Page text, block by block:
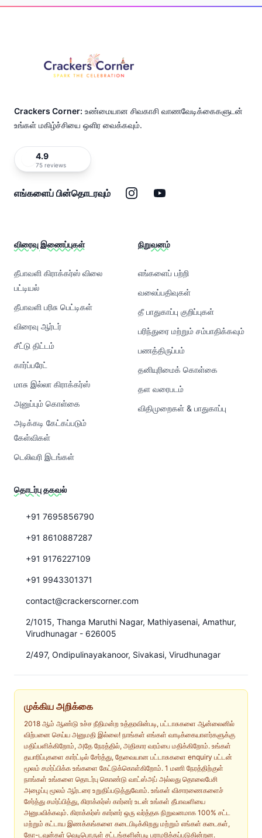
Crackers Corner: உண்மையான சிவகாசி வாணவேடிக்கைகளுடன்
உங்கள் மகிழ்ச்சியை ஒளிர வைக்கவும்.
4.9
75 reviews
எங்களைப் பின்தொடரவும் இன்ஸ்டாகிராம்
யூடியூப்
விரைவு இணைப்புகள்
தீபாவளி கிராக்கர்ஸ் விலை
பட்டியல்
தீபாவளி பரிசு பெட்டிகள்
விரைவு ஆர்டர்
சீட்டு திட்டம்
கார்ப்பரேட்
மாசு இல்லா கிராக்கர்ஸ்
அனுப்பும் கொள்கை
அடிக்கடி கேட்கப்படும்
கேள்விகள்
டெலிவரி இடங்கள்
நிறுவனம்
எங்களைப் பற்றி
வலைப்பதிவுகள்
தீ பாதுகாப்பு குறிப்புகள்
பரிந்துரை மற்றும் சம்பாதிக்கவும்
பணத்திருப்பம்
தனியுரிமைக் கொள்கை
தள வரைபடம்
விதிமுறைகள் & பாதுகாப்பு
தொடர்பு தகவல்
+91 7695856790
+91 8610887287
+91 9176227109
+91 9943301371
contact@crackerscorner.com
2/1015, Thanga Maruthi Nagar, Mathiyasenai, Amathur,
Virudhunagar - 626005
2/497, Ondipulinayakanoor, Sivakasi, Virudhunagar
முக்கிய அறிக்கை
2018 ஆம் ஆண்டு உச்ச நீதிமன்ற உத்தரவின்படி, பட்டாசுகளை ஆன்லைனில்
விற்பனை செய்ய அனுமதி இல்லை! நாங்கள் எங்கள் வாடிக்கையாளர்களுக்கு
மதிப்பளிக்கிறோம், அதே நேரத்தில், அதிகார வரம்பை மதிக்கிறோம். உங்கள்
தயாரிப்புகளை கார்ட்டில் சேர்த்து, தேவையான பட்டாசுகளை enquiry பட்டன்
மூலம் சமர்ப்பிக்க உங்களை கேட்டுக்கொள்கிறோம். 1 மணி நேரத்திற்குள்
நாங்கள் உங்களை தொடர்பு கொண்டு வாட்ஸ்அப் அல்லது தொலைபேசி
அழைப்பு மூலம் ஆர்டரை உறுதிப்படுத்துவோம். உங்கள் விசாரணைகளைச்
சேர்த்து சமர்ப்பித்து, கிராக்கர்ஸ் கார்னர் உடன் உங்கள் தீபாவளியை
அனுபவிக்கவும். கிராக்கர்ஸ் கார்னர் ஒரு வர்த்தக நிறுவனமாக 100% சட்ட
மற்றும் கட்டாய இணக்கங்களை கடைபிடிக்கிறது மற்றும் எங்கள் கடைகள்,
கோ-டவுன்கள் வெடிபொருள் சட்டங்களின்படி பராமரிக்கப்படுகின்றன.